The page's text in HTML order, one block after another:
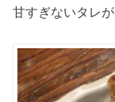
甘すぎないタレ